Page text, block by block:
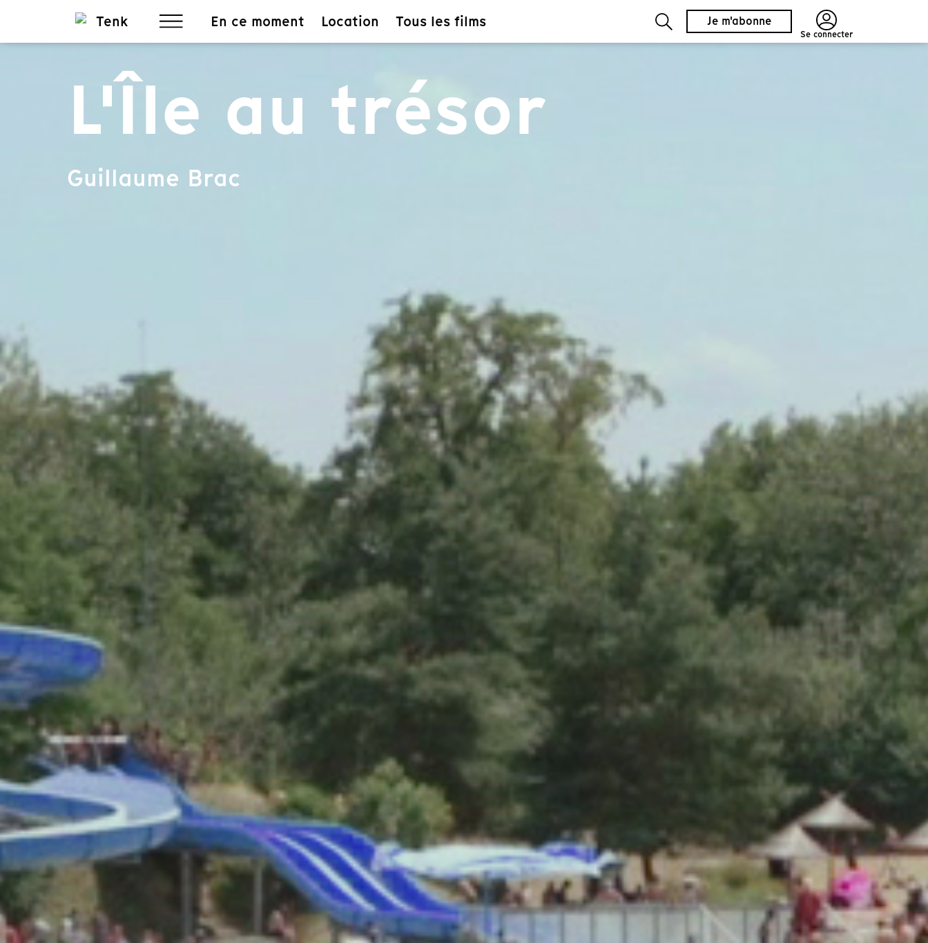
En ce moment Location Tous les films Je m'abonne
Se connecter
L'Île au trésor
Guillaume Brac